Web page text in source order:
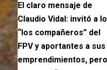
El claro mensaje de
Claudio Vidal: invitó a
“los compañeros” del
FPV y aportantes a sus
emprendimientos, pero